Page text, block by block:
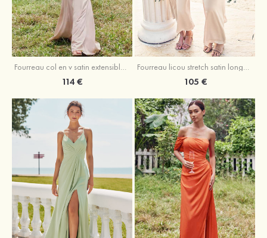
Fourreau col en v satin extensible ras du sol robe de demoiselle d'honneur
114 €
Fourreau licou stretch satin longueur cheville robe de demoiselle d'honneur
105 €